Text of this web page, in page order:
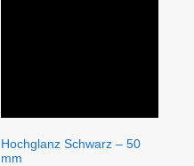
Hochglanz Schwarz – 50
mm